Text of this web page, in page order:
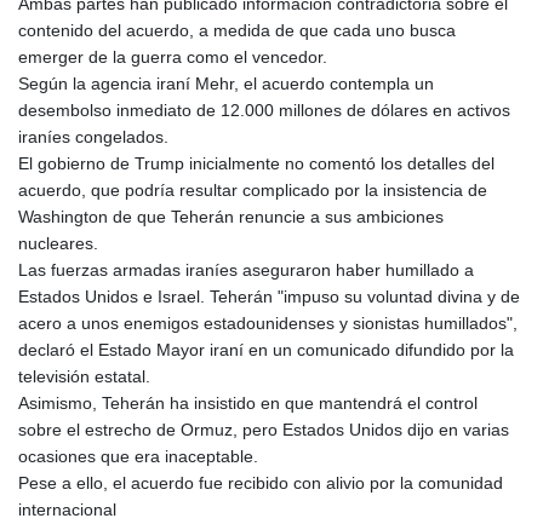
contenido del acuerdo, a medida de que cada uno busca
emerger de la guerra como el vencedor.
Según la agencia iraní Mehr, el acuerdo contempla un
desembolso inmediato de 12.000 millones de dólares en activos
iraníes congelados.
El gobierno de Trump inicialmente no comentó los detalles del
acuerdo, que podría resultar complicado por la insistencia de
Washington de que Teherán renuncie a sus ambiciones
nucleares.
Las fuerzas armadas iraníes aseguraron haber humillado a
Estados Unidos e Israel. Teherán "impuso su voluntad divina y de
acero a unos enemigos estadounidenses y sionistas humillados",
declaró el Estado Mayor iraní en un comunicado difundido por la
televisión estatal.
Asimismo, Teherán ha insistido en que mantendrá el control
sobre el estrecho de Ormuz, pero Estados Unidos dijo en varias
ocasiones que era inaceptable.
Pese a ello, el acuerdo fue recibido con alivio por la comunidad
internacional